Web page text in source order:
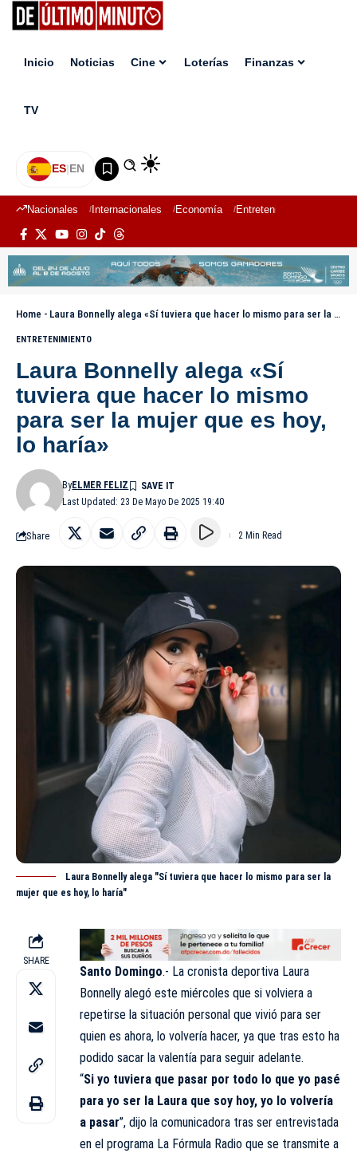
Inicio Noticias Cine Loterías Finanzas
TV
ES|EN
Nacionales Internacionales Economía Entretenimiento
Home - Laura Bonnelly alega «Sí tuviera que hacer lo mismo para ser la mujer que es hoy, lo haría»
ENTRETENIMIENTO
Laura Bonnelly alega «Sí
tuviera que hacer lo mismo
para ser la mujer que es hoy,
lo haría»
Last Updated: 23 De Mayo De 2025 19:40
ByELMER FELIZ
Share 2 Min Read
Laura Bonnelly alega "Sí tuviera que hacer lo mismo para ser la
mujer que es hoy, lo haría"
SHARE
Santo Domingo.- La cronista deportiva Laura
Bonnelly alegó este miércoles que si volviera a
repetirse la situación personal que vivió para ser
quien es ahora, lo volvería hacer, ya que tras esto ha
podido sacar la valentía para seguir adelante.
“Si yo tuviera que pasar por todo lo que yo pasé
para yo ser la Laura que soy hoy, yo lo volvería
a pasar”, dijo la comunicadora tras ser entrevistada
en el programa La Fórmula Radio que se transmite a